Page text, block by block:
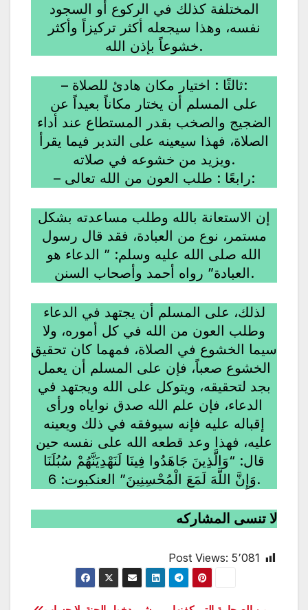
المختلفة كذلك في الركوع أو السجود
نفسه، وهذا سيجعله أكثر تركيزاً وأكثر
خشوعاً بإذن الله.
– ثالثًا : اختيار مكان هادئ للصلاة:
على المسلم أن يختار مكاناً بعيداً عن
الضجيج والصخب بقدر المستطاع عند أداء
الصلاة، فهذا سيعينه على التدبر فيما يقرأ
ويزيد من خشوعه في صلاته.
– رابعًا : طلب العون من الله تعالى:
إن الاستعانة بالله وطلب مساعدته بشكل
مستمر، نوع من العبادة، فقد قال رسول
الله صلى الله عليه وسلم: ” الدعاء هو
العبادة” رواه أحمد وأصحاب السنن.
لذلك، على المسلم أن يجتهد في الدعاء
وطلب العون من الله في كل أموره، ولا
سيما الخشوع في الصلاة، فمهما كان تحقيق
الخشوع صعباً، فإن على المسلم أن يعمل
بجد لتحقيقه، ويتوكل على الله ويجتهد في
الدعاء، فإن علم الله صدق نواياه ورأى
إقباله عليه فإنه سيوفقه في ذلك ويعينه
عليه، فهذا وعد قطعه الله على نفسه حين
قال: “وَالَّذِينَ جَاهَدُوا فِينَا لَنَهْدِيَنَّهُمْ سُبُلَنَا
وَإِنَّ اللَّهَ لَمَعَ الْمُحْسِنِينَ” العنكبوت: 6.
لا تنسى المشاركه
Post Views: 5٬081